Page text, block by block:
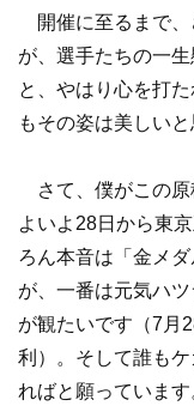
開催に至るまで、
が、選手たちの一
と、やはり心を打
もその姿は美しいと
さて、僕がこの原
よいよ28日から東
ろん本音は「金メ
が、一番は元気ハ
が観たいです（7月
利）。そして誰も
ればと願っていま